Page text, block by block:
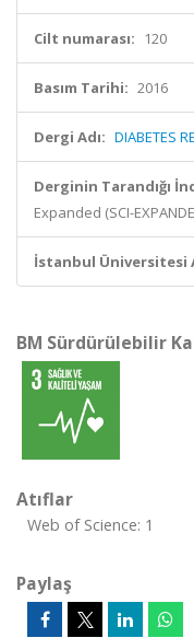
Cilt numarası: 120
Basım Tarihi: 2016
Dergi Adı: DIABETES
Derginin Tarandığı
Expanded (SCI-
İstanbul Üniversitesi
BM Sürdürülebilir
Atıflar
Web of Science: 1
Paylaş